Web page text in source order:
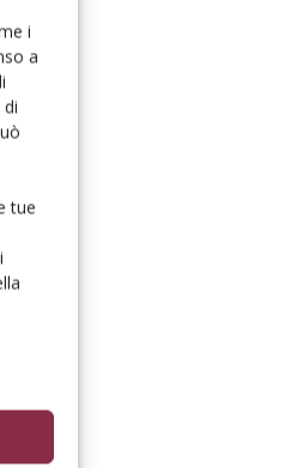
i
a
tue